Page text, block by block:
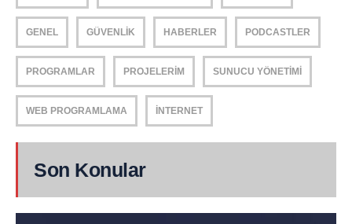
GENEL GÜVENLIK HABERLER PODCASTLER
PROGRAMLAR PROJELERIM SUNUCU YÖNETIMI
WEB PROGRAMLAMA İNTERNET
Son Konular